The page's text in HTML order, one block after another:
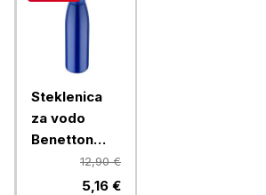
Steklenica
za vodo
Benetton
Rainbow 750
ml, modra
12,90 €
5,16 €